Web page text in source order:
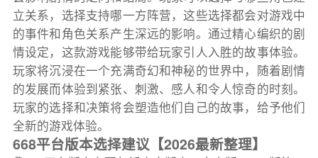
立关系，选择支持哪一方阵营，这些选择都会对游戏中
的事件和角色关系产生深远的影响。通过精心编织的剧
情设定，这款游戏能够带给玩家引人入胜的故事体验。
玩家将沉浸在一个充满奇幻和神秘的世界中，随着剧情
的发展而体验到紧张、刺激、感人和令人惊奇的时刻。
玩家的选择和决策将会塑造他们自己的故事，给予他们
全新的游戏体验。
668平台版本选择建议【2026最新整理】